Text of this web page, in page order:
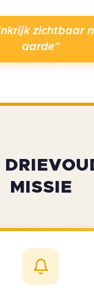
zichtbaar
aarde"
MISSIE